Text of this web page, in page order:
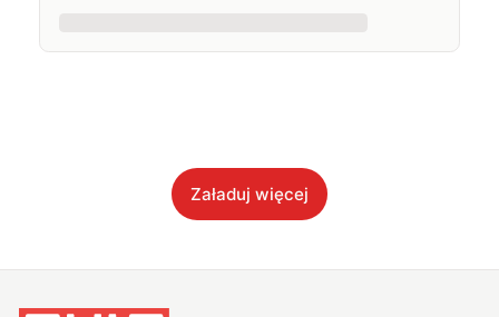
Załaduj więcej